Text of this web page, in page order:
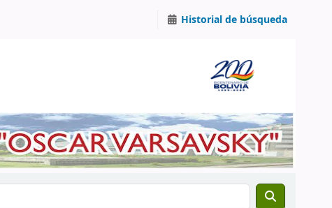
Historial de búsqueda